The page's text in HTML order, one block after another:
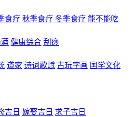
食疗 秋季食疗 冬季食疗 能不能吃
健康综合 刮痧
道家 诗词歌赋 古玩字画 国学文化
吉日 嫁娶吉日 求子吉日